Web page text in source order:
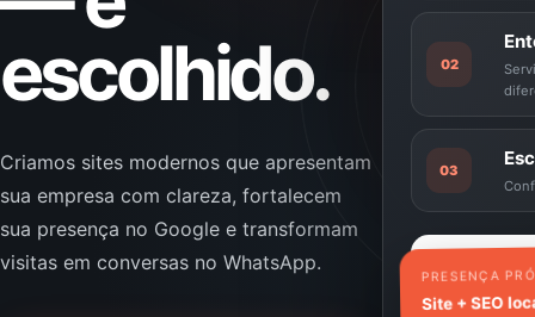
escolhido.
Criamos sites modernos que apresentam
sua empresa com clareza, fortalecem
sua presença no Google e transformam
visitas em conversas no WhatsApp.
02
03
Origem e
PRESENÇA
Site + SEO